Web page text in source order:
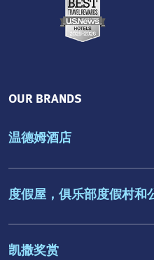
OUR BRANDS
温德姆酒店
度假屋，俱乐部度假村和
凯撒奖赏